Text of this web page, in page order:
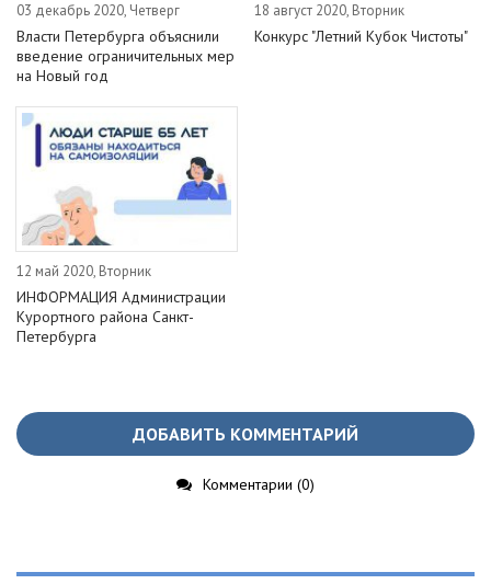
03 декабрь 2020, Четверг
Власти Петербурга объяснили
введение ограничительных мер
на Новый год
18 август 2020, Вторник
Конкурс "Летний Кубок Чистоты"
12 май 2020, Вторник
ИНФОРМАЦИЯ Администрации
Курортного района Санкт-
Петербурга
ДОБАВИТЬ КОММЕНТАРИЙ
Комментарии (0)